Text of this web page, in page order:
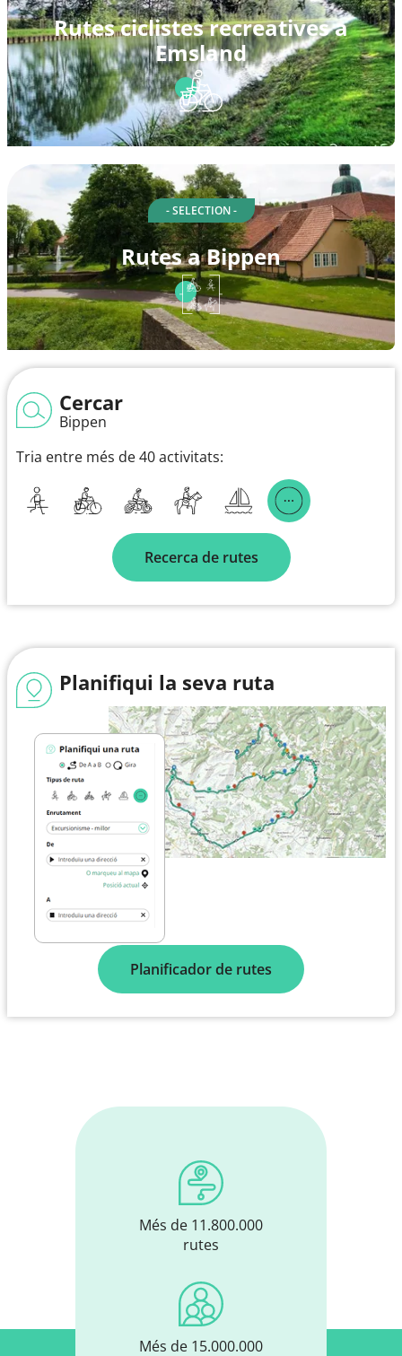
Rutes ciclistes recreatives a
Emsland
- SELECTION -
Rutes a Bippen
Cercar
Bippen
Tria entre més de 40 activitats:
Recerca de rutes
Planifiqui la seva ruta
Planificador de rutes
Més de 11.800.000
rutes
Més de 15.000.000